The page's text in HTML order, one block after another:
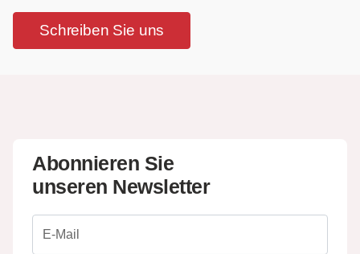
Schreiben Sie uns
Abonnieren Sie
unseren Newsletter